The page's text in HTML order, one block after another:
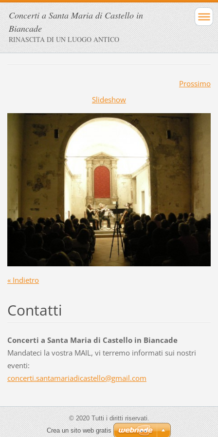
Concerti a Santa Maria di Castello in
Biancade
RINASCITA DI UN LUOGO ANTICO
Prossimo
Slideshow
« Indietro
Contatti
Concerti a Santa Maria di Castello in Biancade
Mandateci la vostra MAIL, vi terremo informati sui nostri
eventi:
concerti.santamariadicastello@gmail.com
© 2020 Tutti i diritti riservati.
Crea un sito web gratis